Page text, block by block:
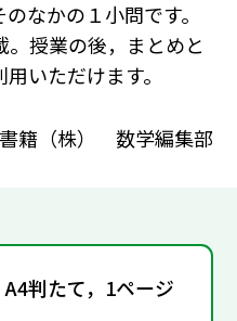
なかの１小問です。
授業の後，まとめと
いただけます。
籍（株） 数学編集部
A4判たて，1ページ